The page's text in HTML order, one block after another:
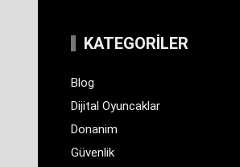
KATEGORILER
Blog
Dijital Oyuncaklar
Donanim
Güvenlik